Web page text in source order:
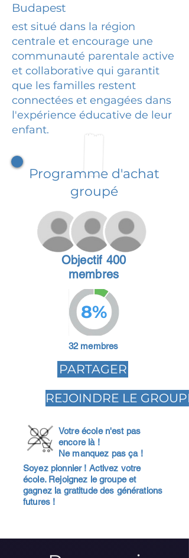
Budapest
est situé dans la région
centrale et encourage une
communauté parentale active
et collaborative qui garantit
que les familles restent
connectées et engagées dans
l'expérience éducative de leur
enfant.
Programme d'achat
groupé
Objectif 400
membres
8%
32 membres
PARTAGER
REJOINDRE LE GROUPE
Votre école n'est pas
encore là !
Ne manquez pas ça !
Soyez pionnier ! Activez votre
école. Rejoignez le groupe et
gagnez la gratitude des générations
futures !